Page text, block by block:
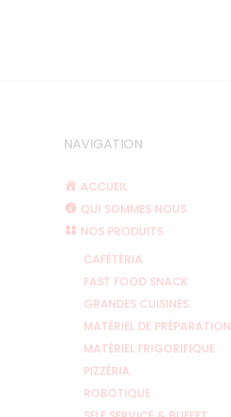
NAVIGATION
ACCUEIL
QUI SOMMES NOUS
NOS PRODUITS
CAFÉTÉRIA
FAST FOOD SNACK
GRANDES CUISINES
MATÉRIEL DE PRÉPARATION
MATÉRIEL FRIGORIFIQUE
PIZZÉRIA
ROBOTIQUE